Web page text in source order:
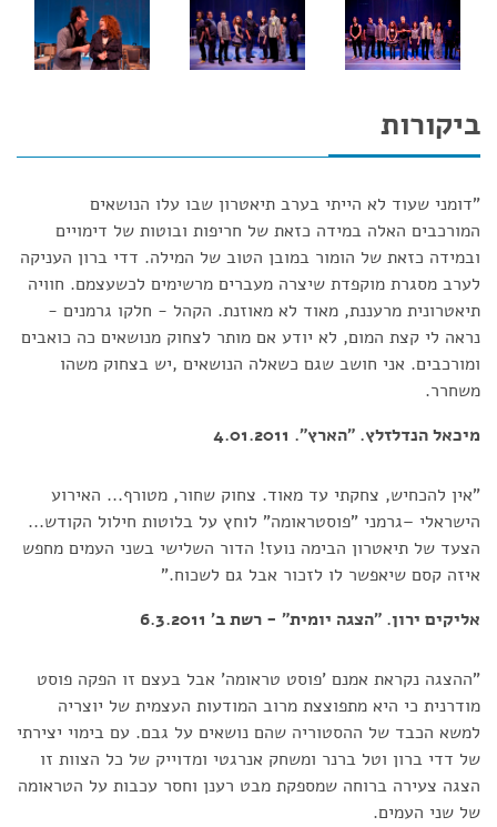
ביקורות
"דומני שעוד לא הייתי בערב תיאטרון שבו עלו הנושאים
המורכבים האלה במידה כזאת של חריפות ובוטות של דימויים
ובמידה כזאת של הומור במובן הטוב של המילה. דדי ברון העניקה
לערב מסגרת מוקפדת שיצרה מעברים מרשימים לכשעצמם. חוויה
תיאטרונית מרעננת, מאוד לא מאוזנת. הקהל - חלקו גרמנים -
נראה לי קצת המום, לא יודע אם מותר לצחוק מנושאים כה כואבים
ומורכבים. אני חושב שגם כשאלה הנושאים ,יש בצחוק משהו
משחרר.
מיכאל הנדלזלץ. "הארץ". 4.01.2011
"אין להכחיש, צחקתי עד מאוד. צחוק שחור, מטורף... האירוע
הישראלי –גרמני "פוסטראומה" לוחץ על בלוטות חילול הקודש...
הצעד של תיאטרון הבימה נועז! הדור השלישי בשני העמים מחפש
איזה קסם שיאפשר לו לזכור אבל גם לשכוח."
אליקים ירון. "הצגה יומית" - רשת ב' 6.3.2011
"ההצגה נקראת אמנם 'פוסט טראומה' אבל בעצם זו הפקה פוסט
מודרנית כי היא מתפוצצת מרוב המודעות העצמית של יוצריה
למשא הכבד של ההסטוריה שהם נושאים על גבם. עם בימוי יצירתי
של דדי ברון וטל ברנר ומשחק אנרגטי ומדוייק של כל הצוות זו
הצגה צעירה ברוחה שמספקת מבט רענן וחסר עכבות על הטראומה
של שני העמים.